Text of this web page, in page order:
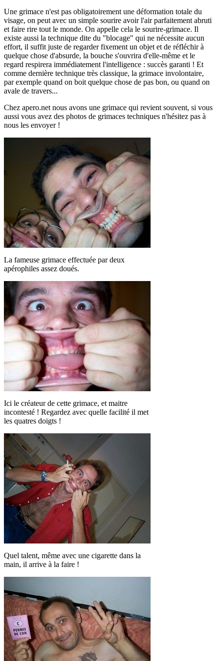
Une grimace n'est pas obligatoirement une déformation totale du
visage, on peut avec un simple sourire avoir l'air parfaitement abruti
et faire rire tout le monde. On appelle cela le sourire-grimace. Il
existe aussi la technique dite du "blocage" qui ne nécessite aucun
effort, il suffit juste de regarder fixement un objet et de réfléchir à
quelque chose d'absurde, la bouche s'ouvrira d'elle-même et le
regard respirera immédiatement l'intelligence : succès garanti ! Et
comme dernière technique très classique, la grimace involontaire,
par exemple quand on boit quelque chose de pas bon, ou quand on
avale de travers...
Chez apero.net nous avons une grimace qui revient souvent, si vous
aussi vous avez des photos de grimaces techniques n'hésitez pas à
nous les envoyer !
La fameuse grimace effectuée par deux
apérophiles assez doués.
Ici le créateur de cette grimace, et maitre
incontesté ! Regardez avec quelle facilité il met
les quatres doigts !
Quel talent, même avec une cigarette dans la
main, il arrive à la faire !